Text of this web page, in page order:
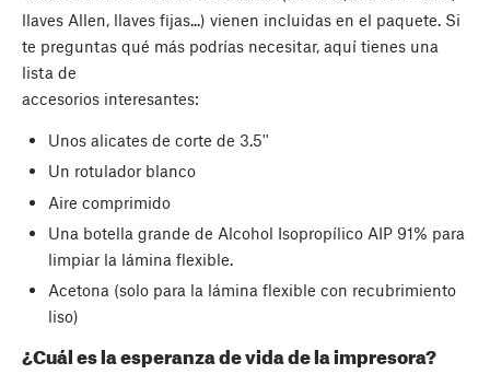
llaves Allen, llaves fijas...) vienen incluidas en el paquete. Si
te preguntas qué más podrías necesitar, aquí tienes una
lista de
accesorios interesantes:
Unos alicates de corte de 3.5''
Un rotulador blanco
Aire comprimido
Una botella grande de Alcohol Isopropílico AIP 91% para
limpiar la lámina flexible.
Acetona (solo para la lámina flexible con recubrimiento
liso)
¿Cuál es la esperanza de vida de la impresora?